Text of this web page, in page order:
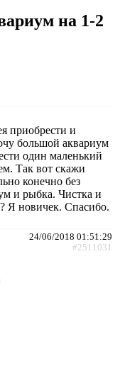
на 1-2
приобрести и
большой аквариум
один маленький
Так вот скажи
конечно без
и рыбка. Чистка и
Я новичек. Спасибо.
24/06/2018 01:51:29
#2511031